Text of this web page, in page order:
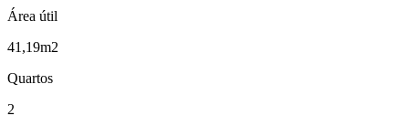
Área útil
41,19m2
Quartos
2